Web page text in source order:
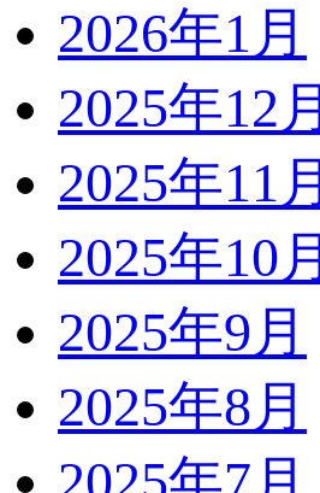
2026年1月
2025年12月
2025年11月
2025年10月
2025年9月
2025年8月